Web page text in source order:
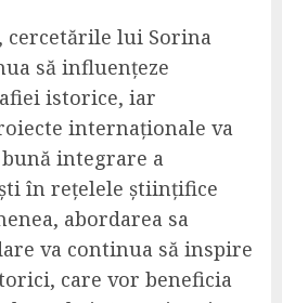
lui Sorina
să influențeze
istorice, iar
internaționale va
integrare a
în rețelele științifice
abordarea sa
va continua să inspire
care vor beneficia